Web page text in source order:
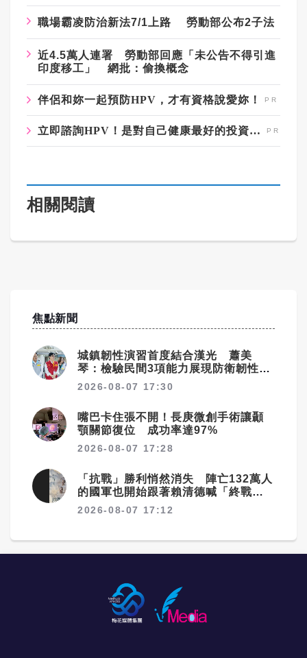
職場霸凌防治新法7/1上路 勞動部公布2子法
近4.5萬人連署 勞動部回應「未公告不得引進
印度移工」 網批：偷換概念
伴侶和妳一起預防HPV，才有資格說愛妳！
立即諮詢HPV！是對自己健康最好的投資，把握現在不嫌晚！
相關閱讀
焦點新聞
城鎮韌性演習首度結合漢光 蕭美
琴：檢驗民間3項能力展現防衛韌性
（已完稿）
2026-08-07 17:30
嘴巴卡住張不開！長庚微創手術讓顳
顎關節復位 成功率達97%
2026-08-07 17:28
「抗戰」勝利悄然消失 陣亡132萬人
的國軍也開始跟著賴清德喊「終戰」
了
2026-08-07 17:12